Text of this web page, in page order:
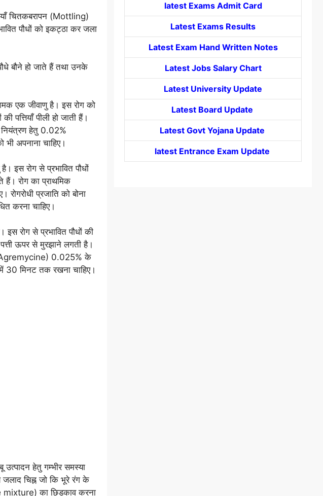
चितकबरापन (Mottling)
पौधों को इकट्ठा कर जला
बौने हो जाते हैं तथा उनके
एक जीवाणु है। इस रोग को
पत्तियाँ पीली हो जाती हैं।
हेतु 0.02%
अपनाना चाहिए।
इस रोग से प्रभावित पौधों
हैं। रोग का प्राथमिक
प्रजाति को बोना
करना चाहिए।
रोग से प्रभावित पौधों की
पत्ती ऊपर से मुरझाने लगती है।
(Agremycine) 0.025% के
मिनट तक रखना चाहिए।
हेतु गम्भीर समस्या
जलाद चिह्न जो कि भूरे रंग के
mixture) का छिड़काव करना
latest Exams Admit Card
Latest Exams Results
Latest Exam Hand Written Notes
Latest Jobs Salary Chart
Latest University Update
Latest Board Update
Latest Govt YojanaUpdate
latest Entrance Exam Update